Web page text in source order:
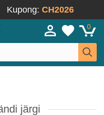
Kupong: CH2026
0
järgi